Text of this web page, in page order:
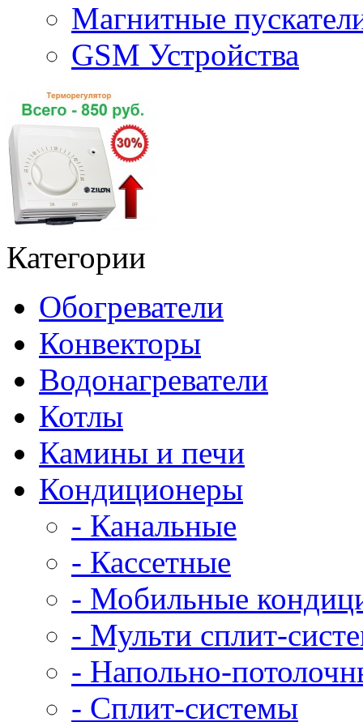
Магнитные
GSM Устройства
Категории
Обогреватели
Конвекторы
Водонагреватели
Котлы
Камины и печи
Кондиционеры
- Канальные
- Кассетные
- Мобильные
- Мульти сплит-
- Напольно-
- Сплит-системы